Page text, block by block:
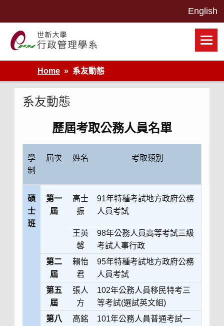
世新大學行政管理學系網站
Home
系友動態
系友動態
歷屆考取公務人員名單
學
制
屆次 姓名 考取類別
碩
士
班
第一
屆
高士
振
91年特種考試地方政府公務
人員考試
王英
馨
98年公務人員高等考試三級
考試人事行政
第二
屆
賴怡
君
95年特種考試地方政府公務
人員考試
第五
屆
張人
方
102年公務人員移民特考三
等考試(選試英文組)
第八
高銘
101年公務人員普通考試一